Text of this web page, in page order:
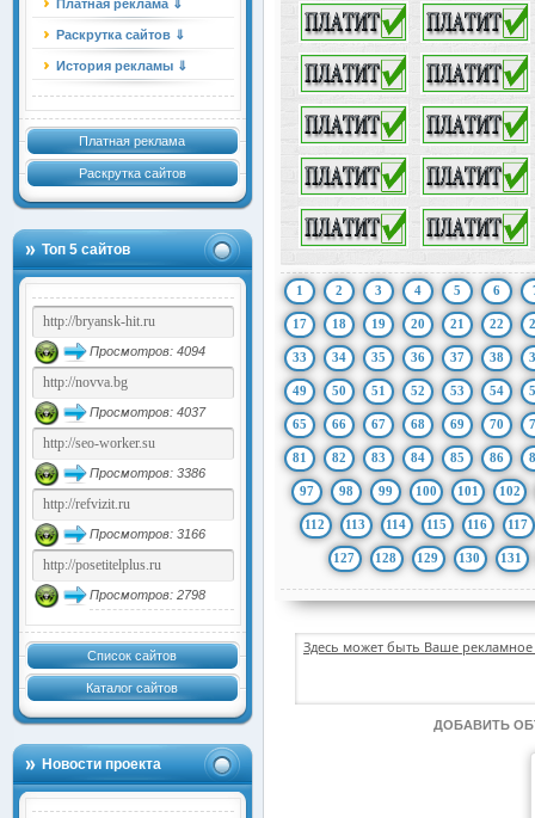
Платная реклама ⇓
Раскрутка сайтов ⇓
История рекламы ⇓
Платная реклама
Раскрутка сайтов
Топ 5 сайтов
Просмотров: 4094
Просмотров: 4037
Просмотров: 3386
Просмотров: 3166
Просмотров: 2798
Список сайтов
Каталог сайтов
Новости проекта
1 2 3 4 5 6
17 18 19 20 21 22
33 34 35 36 37 38
49 50 51 52 53 54
65 66 67 68 69 70
81 82 83 84 85 86
97 98 99 100 101 102
112 113 114 115 116 117
127 128 129 130 131
Здесь может быть Ваше
ДОБАВИТЬ